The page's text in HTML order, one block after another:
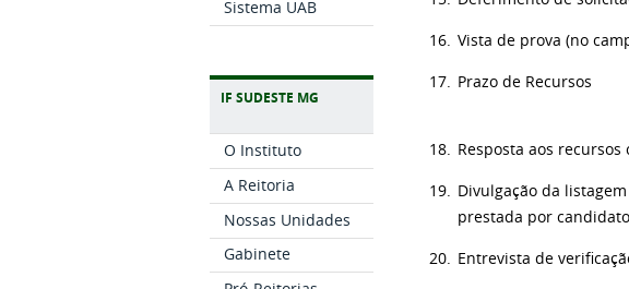
Sistema UAB
IF SUDESTE MG
O Instituto
A Reitoria
Nossas Unidades
Gabinete
16. Vista de prova (no
17. Prazo de Recursos
18. Resposta aos
19. Divulgação da
prestada por
20. Entrevista de